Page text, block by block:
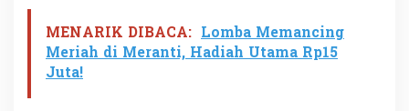
a
t
a
MENARIK DIBACA: Lomba Memancing
Meriah di Meranti, Hadiah Utama Rp15
Juta!